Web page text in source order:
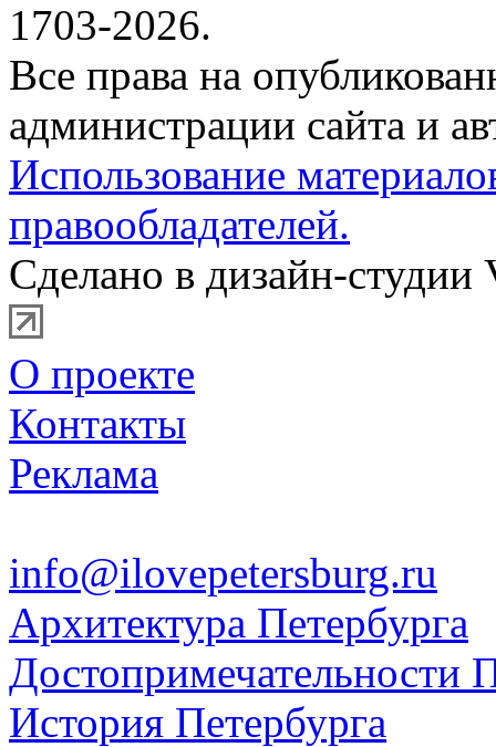
1703-2026.
Все права на
администрации сайта и
Использование
правообладателей.
Сделано в дизайн-студии
О проекте
Контакты
Реклама
info@ilovepetersburg.ru
Архитектура Петербурга
Достопримечательности
История Петербурга